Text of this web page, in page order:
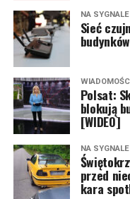
NA SYGNALE
Sieć
Polsat:
blokują
[WIDEO]
NA SYGNALE
przed
kara